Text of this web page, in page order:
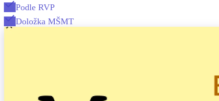
Podle RVP
Doložka MŠMT